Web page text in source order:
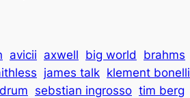
avicii axwell big world brahms
james talk klement bonelli
sebstian ingrosso tim berg